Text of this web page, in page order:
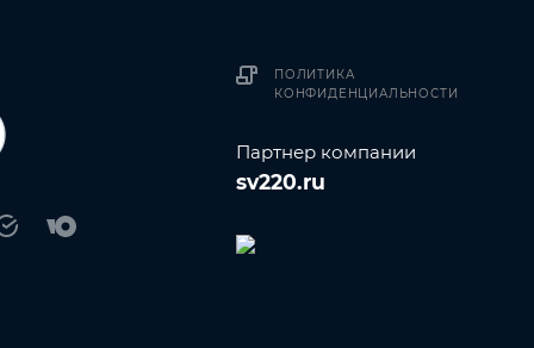
ПОЛИТИКА
КОНФИДЕНЦИАЛЬНОСТИ
Партнер компании
sv220.ru